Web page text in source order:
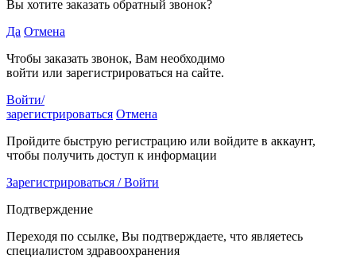
Вы хотите заказать обратный звонок?
Да Отмена
Чтобы заказать звонок, Вам необходимо
войти или зарегистрироваться на сайте.
Войти/
зарегистрироваться Отмена
Пройдите быструю регистрацию или войдите в аккаунт,
чтобы получить доступ к информации
Зарегистрироваться / Войти
Подтверждение
Переходя по ссылке, Вы подтверждаете, что являетесь
специалистом здравоохранения